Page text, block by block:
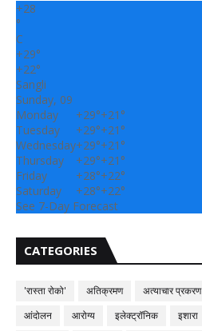
+28
°
C
+29°
+22°
Sangli
Sunday, 09
Monday
+29°+21°
Tuesday
+29°+21°
Wednesday+29°+21°
Thursday
+29°+21°
Friday
+28°+22°
Saturday
+28°+22°
See 7-Day Forecast
CATEGORIES
'रास्ता रोको' अतिक्रमण अत्याचार प्रकरण
आंदोलन
आरोग्य इलेक्ट्रॉनिक इशारा